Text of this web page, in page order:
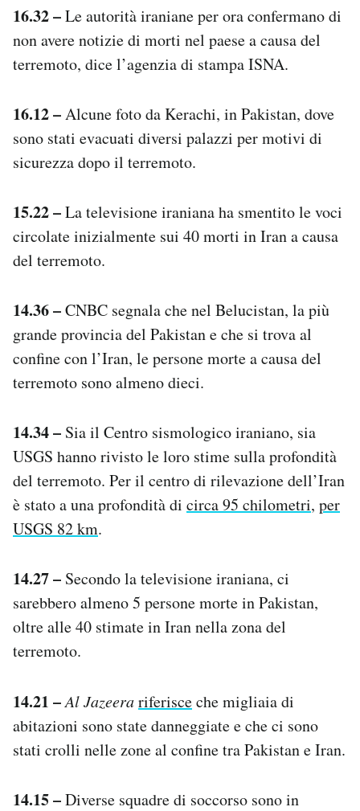
16.32 –Le autorità iraniane per ora confermano di
non avere notizie di morti nel paese a causa del
terremoto, dice l’agenzia di stampa ISNA.
16.12 –Alcune foto da Kerachi, in Pakistan, dove
sono stati evacuati diversi palazzi per motivi di
sicurezza dopo il terremoto.
15.22 –La televisione iraniana ha smentito le voci
circolate inizialmente sui 40 morti in Iran a causa
del terremoto.
14.36 –CNBC segnala che nel Belucistan, la più
grande provincia del Pakistan e che si trova al
confine con l’Iran, le persone morte a causa del
terremoto sono almeno dieci.
14.34 – Sia il Centro sismologico iraniano, sia
USGS hanno rivisto le loro stime sulla profondità
del terremoto. Per il centro di rilevazione dell’Iran
è stato a una profondità di circa 95 chilometri, per
USGS 82 km.
14.27 – Secondo la televisione iraniana, ci
sarebbero almeno 5 persone morte in Pakistan,
oltre alle 40 stimate in Iran nella zona del
terremoto.
14.21 –Al Jazeerariferisceche migliaia di
abitazioni sono state danneggiate e che ci sono
stati crolli nelle zone al confine tra Pakistan e Iran.
14.15 –Diverse squadre di soccorso sono in